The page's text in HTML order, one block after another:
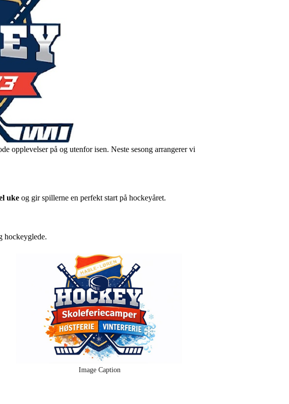
opplevelser på og utenfor isen. Neste sesong arrangerer vi
uke og gir spillerne en perfekt start på hockeyåret.
hockeyglede.
Image Caption